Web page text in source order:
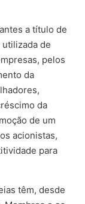
a título de
de
pelos
da
da
de um
acionistas,
para
têm, desde